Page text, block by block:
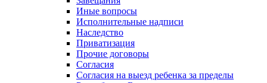
Иные вопросы
Исполнительные надписи
Наследство
Приватизация
Прочие договоры
Согласия
Согласия на выезд ребенка за пределы